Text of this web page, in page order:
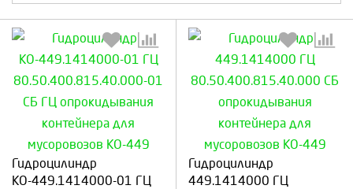
Гидроцилиндр
КО-449.1414000-01 ГЦ
Выберите количество:
Гидроцилиндр
449.1414000 ГЦ
Выберите количество: